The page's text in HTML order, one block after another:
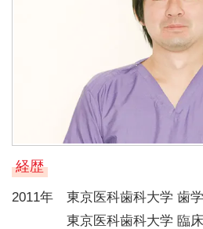
経歴
2011年
東京医科歯科大学 歯
東京医科歯科大学 臨